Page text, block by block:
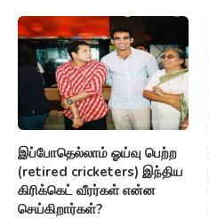
இப்போதெல்லாம் ஓய்வு பெற்ற
(retired cricketers) இந்திய
கிரிக்கெட் வீரர்கள் என்ன
செய்கிறார்கள்?